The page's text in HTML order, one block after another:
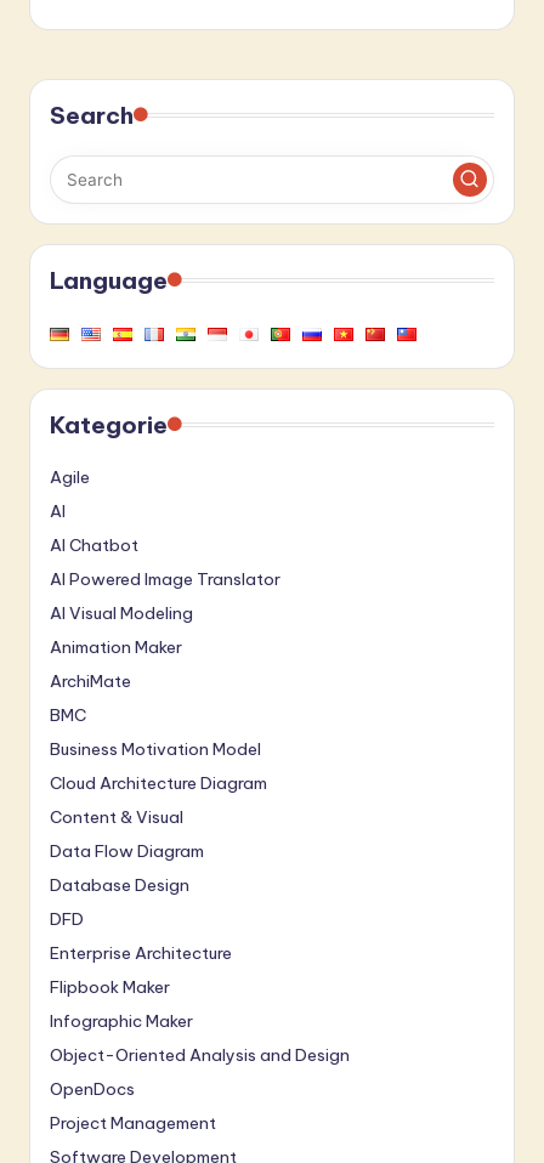
Search
Language
Kategorie
Agile
AI
AI Chatbot
AI Powered Image Translator
AI Visual Modeling
Animation Maker
ArchiMate
BMC
Business Motivation Model
Cloud Architecture Diagram
Content & Visual
Data Flow Diagram
Database Design
DFD
Enterprise Architecture
Flipbook Maker
Infographic Maker
Object-Oriented Analysis and Design
OpenDocs
Project Management
Software Development